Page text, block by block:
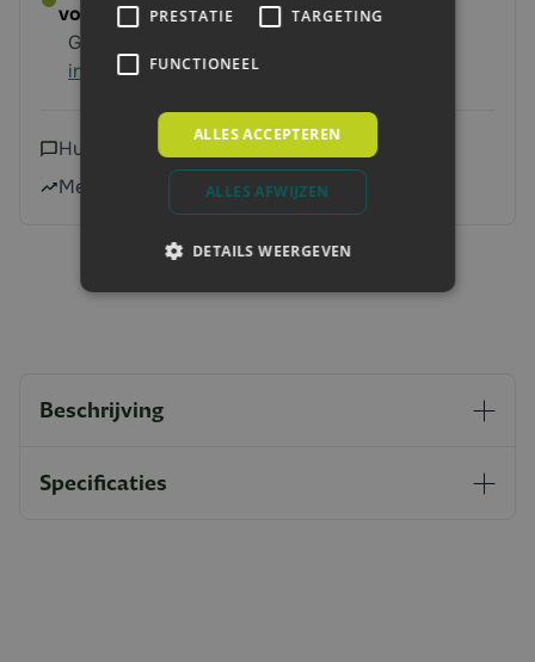
volgende werkdag op ’t erf
Gratis verzending vanaf 250 euro
informatie
Hulp nodig?
Neem contact met ons op
Meer dan 240.000 klanten geholpen
Beschrijving
Specificaties
PRESTATIE TARGETING
FUNCTIONEEL
ALLES ACCEPTEREN
ALLES AFWIJZEN
DETAILS WEERGEVEN